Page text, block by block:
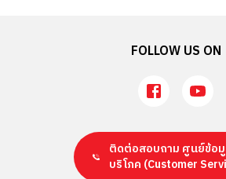
FOLLOW US ON
ติดต่อสอบถาม ศูนย์ข้อ
บริโภค (Customer